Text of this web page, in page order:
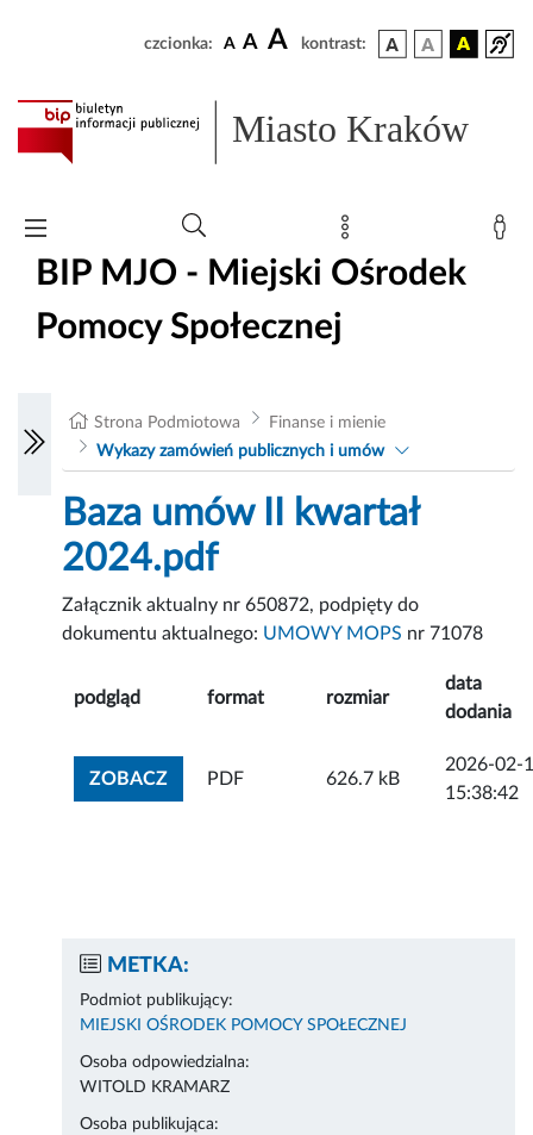
czcionka: A A A kontrast:
Miasto Kraków
BIP MJO - Miejski Ośrodek
Pomocy Społecznej
Strona Podmiotowa
Finanse i mienie
Wykazy zamówień publicznych i umów
Baza umów II kwartał
2024.pdf
Załącznik aktualny nr 650872, podpięty do
dokumentu aktualnego: UMOWY MOPS nr 71078
podgląd format rozmiar
data
dodania
ZOBACZZOBACZ ZAŁĄCZNIK
PDF 626.7 kB
2026-02-
15:38:42
METKA:
Podmiot publikujący:
MIEJSKI OŚRODEK POMOCY SPOŁECZNEJ
Osoba odpowiedzialna:
WITOLD KRAMARZ
Osoba publikująca: